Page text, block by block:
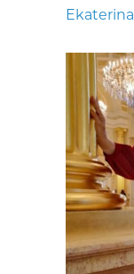
Ekaterina